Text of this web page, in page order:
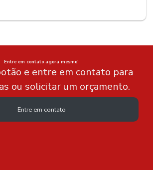
Entre em contato agora mesmo!
e entre em contato para
ou solicitar um orçamento.
Entre em contato